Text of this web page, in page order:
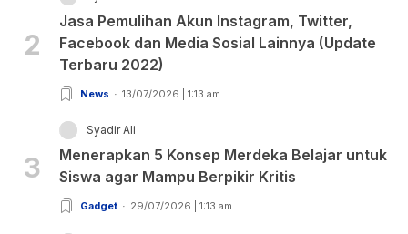
2
Jasa Pemulihan Akun Instagram, Twitter,
Facebook dan Media Sosial Lainnya (Update
Terbaru 2022)
News 13/07/2026 | 1:13 am
3
Syadir Ali
Menerapkan 5 Konsep Merdeka Belajar untuk
Siswa agar Mampu Berpikir Kritis
Gadget 29/07/2026 | 1:13 am